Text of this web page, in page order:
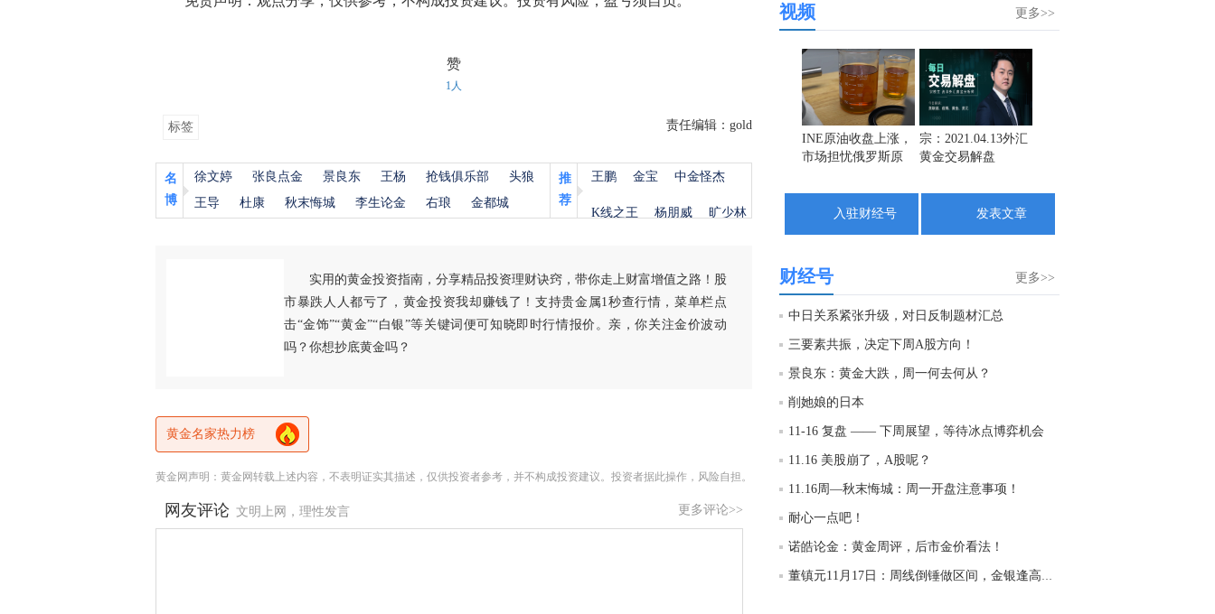
赞
1人
标签 责任编辑：gold
名
博
徐文婷 张良点金 景良东 王杨 抢钱俱乐部
头狼
王导
杜康 秋末悔城 李生论金 右琅 金都城
推
荐
王鹏 金宝 中金怪杰
K线之王 杨朋威 旷少林
实用的黄金投资指南，分享精品投资理财诀窍，带你走上财富增值之路！股
市暴跌人人都亏了，黄金投资我却赚钱了！支持贵金属1秒查行情，菜单栏点
击“金饰”“黄金”“白银”等关键词便可知晓即时行情报价。亲，你关注金价波动
吗？你想抄底黄金吗？
黄金名家热力榜
黄金网声明：黄金网转载上述内容，不表明证实其描述，仅供投资者参考，并不构成投资建议。投资者据此操作，风险自担。
更多评论>>
网友评论 文明上网，理性发言
21:31:41
21:28:43
21:26:47
北京：非京籍家庭购房社保个税缴纳年限下调为一年。（央视新闻）
更多>>
视频
INE原油收盘上涨，
市场担忧俄罗斯原
宗：2021.04.13外汇
黄金交易解盘
入驻财经号 发表文章
更多>>
财经号
中日关系紧张升级，对日反制题材汇总
三要素共振，决定下周A股方向！
景良东：黄金大跌，周一何去何从？
削她娘的日本
11-16 复盘 —— 下周展望，等待冰点博弈机会
11.16 美股崩了，A股呢？
11.16周—秋末悔城：周一开盘注意事项！
耐心一点吧！
诺皓论金：黄金周评，后市金价看法！
董镇元11月17日：周线倒锤做区间，金银逢高先空